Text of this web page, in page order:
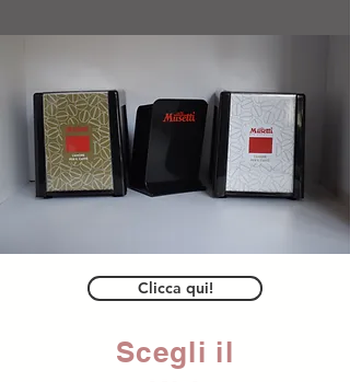
Clicca qui!
Scegli il